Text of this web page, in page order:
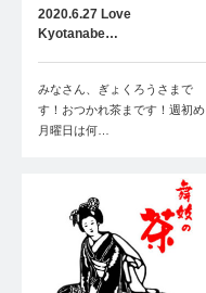
2020.6.27 Love
Kyotanabe…
みなさん、ぎょくろうさまで
す！おつかれ茶まです！週初め
月曜日は何…